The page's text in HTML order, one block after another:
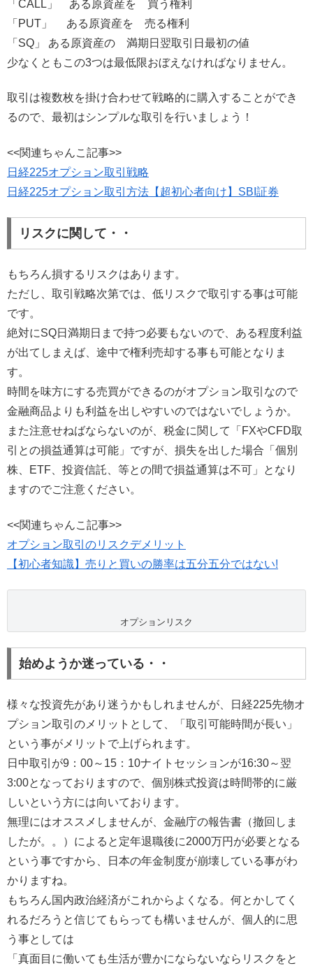
「CALL」 ある原資産を 買う権利
「PUT」 ある原資産を 売る権利
「SQ」 ある原資産の 満期日翌取引日最初の値
少なくともこの3つは最低限おぼえなければなりません。
取引は複数枚を掛け合わせて戦略的に購入することができ
るので、最初はシンプルな取引を行いましょう！
<<関連ちゃんこ記事>>
日経225オプション取引戦略
日経225オプション取引方法【超初心者向け】SBI証券
リスクに関して・・
もちろん損するリスクはあります。
ただし、取引戦略次第では、低リスクで取引する事は可能
です。
絶対にSQ日満期日まで持つ必要もないので、ある程度利益
が出てしまえば、途中で権利売却する事も可能となりま
す。
時間を味方にする売買ができるのがオプション取引なので
金融商品よりも利益を出しやすいのではないでしょうか。
また注意せねばならないのが、税金に関して「FXやCFD取
引との損益通算は可能」ですが、損失を出した場合「個別
株、ETF、投資信託、等との間で損益通算は不可」となり
ますのでご注意ください。
<<関連ちゃんこ記事>>
オプション取引のリスクデメリット
【初心者知識】売りと買いの勝率は五分五分ではない!
オプションリスク
始めようか迷っている・・
様々な投資先があり迷うかもしれませんが、日経225先物オ
プション取引のメリットとして、「取引可能時間が長い」
という事がメリットで上げられます。
日中取引が9：00～15：10ナイトセッションが16:30～翌
3:00となっておりますので、個別株式投資は時間帯的に厳
しいという方には向いております。
無理にはオススメしませんが、金融庁の報告書（撤回しま
したが。。）によると定年退職後に2000万円が必要となる
という事ですから、日本の年金制度が崩壊している事がわ
かりますね。
もちろん国内政治経済がこれからよくなる。何とかしてく
れるだろうと信じてもらっても構いませんが、個人的に思
う事としては
「真面目に働いても生活が豊かにならないならリスクをと